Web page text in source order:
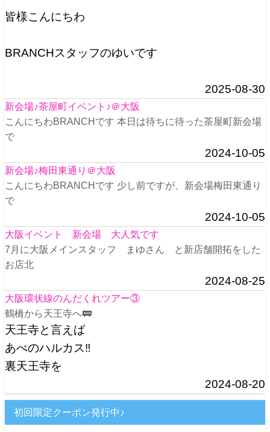
皆様こんにちわ
BRANCHスタッフのゆいです
2025-08-30
新会場♪茶屋町イベント♪＠大阪
こんにちわBRANCHです 本日は待ちに待った茶屋町新会場
で
2024-10-05
新会場♪梅田東通り＠大阪
こんにちわBRANCHです 少し前ですが、新会場梅田東通り
で
2024-10-05
大阪イベント 新会場 大人気です
7月に大阪メインスタッフ まゆさん と新店舗開拓をした
お店北
2024-08-25
大阪環状線のんだくれツアー③
鶴橋から天王寺へ🚃
天王寺と言えば
あべのハルカス‼️
裏天王寺を
2024-08-20
初回限定クーポン発行中♪